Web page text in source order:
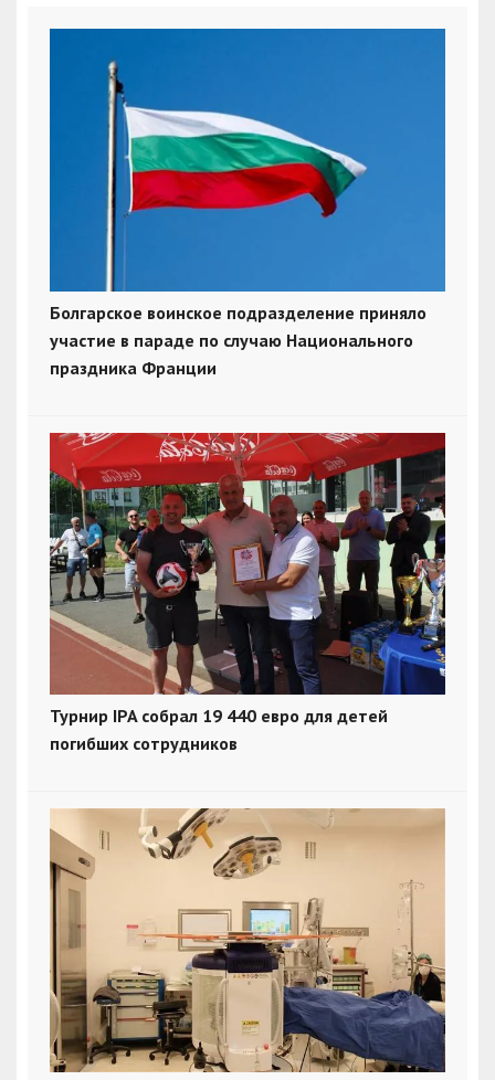
Болгарское воинское подразделение приняло
участие в параде по случаю Национального
праздника Франции
Турнир IPA собрал 19 440 евро для детей
погибших сотрудников